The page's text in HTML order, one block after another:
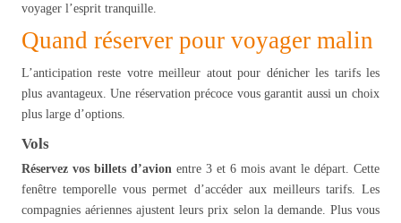
voyager l’esprit tranquille.
Quand réserver pour voyager malin
L’anticipation reste votre meilleur atout pour dénicher les tarifs les
plus avantageux. Une réservation précoce vous garantit aussi un choix
plus large d’options.
Vols
Réservez vos billets d’avion entre 3 et 6 mois avant le départ. Cette
fenêtre temporelle vous permet d’accéder aux meilleurs tarifs. Les
compagnies aériennes ajustent leurs prix selon la demande. Plus vous